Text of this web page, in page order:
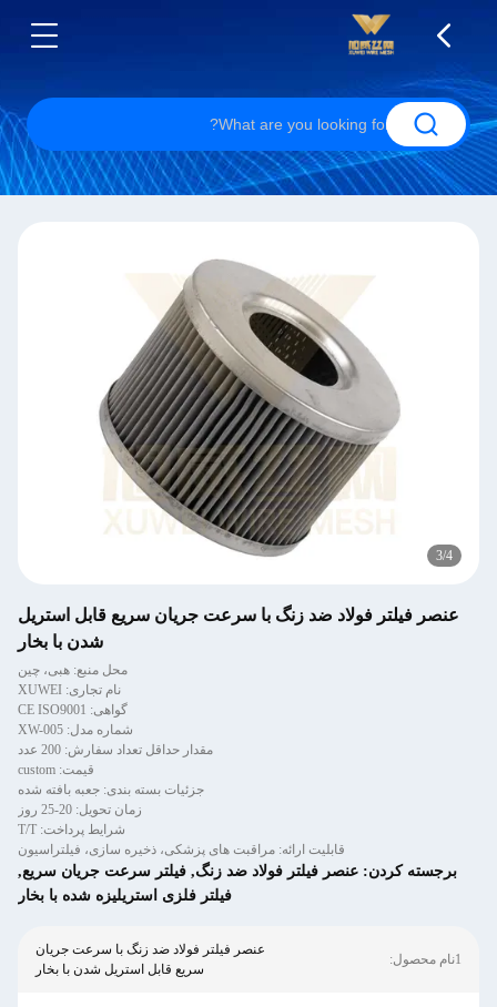
3/4
عنصر فیلتر فولاد ضد زنگ با سرعت جریان سریع قابل استریل
شدن با بخار
محل منبع: هبی، چین
نام تجاری: XUWEI
گواهی: CE ISO9001
شماره مدل: XW-005
مقدار حداقل تعداد سفارش: 200 عدد
قیمت: custom
جزئیات بسته بندی: جعبه بافته شده
زمان تحویل: 20-25 روز
شرایط پرداخت: T/T
قابلیت ارائه: مراقبت های پزشکی، ذخیره سازی، فیلتراسیون
برجسته کردن: عنصر فیلتر فولاد ضد زنگ, فیلتر سرعت جریان سریع,
فیلتر فلزی استریلیزه شده با بخار
1نام محصول:
عنصر فیلتر فولاد ضد زنگ با سرعت جریان
سریع قابل استریل شدن با بخار